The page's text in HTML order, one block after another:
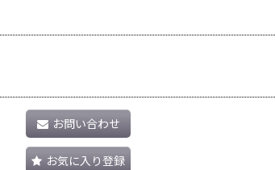
お問い合わせ
お気に入り登録